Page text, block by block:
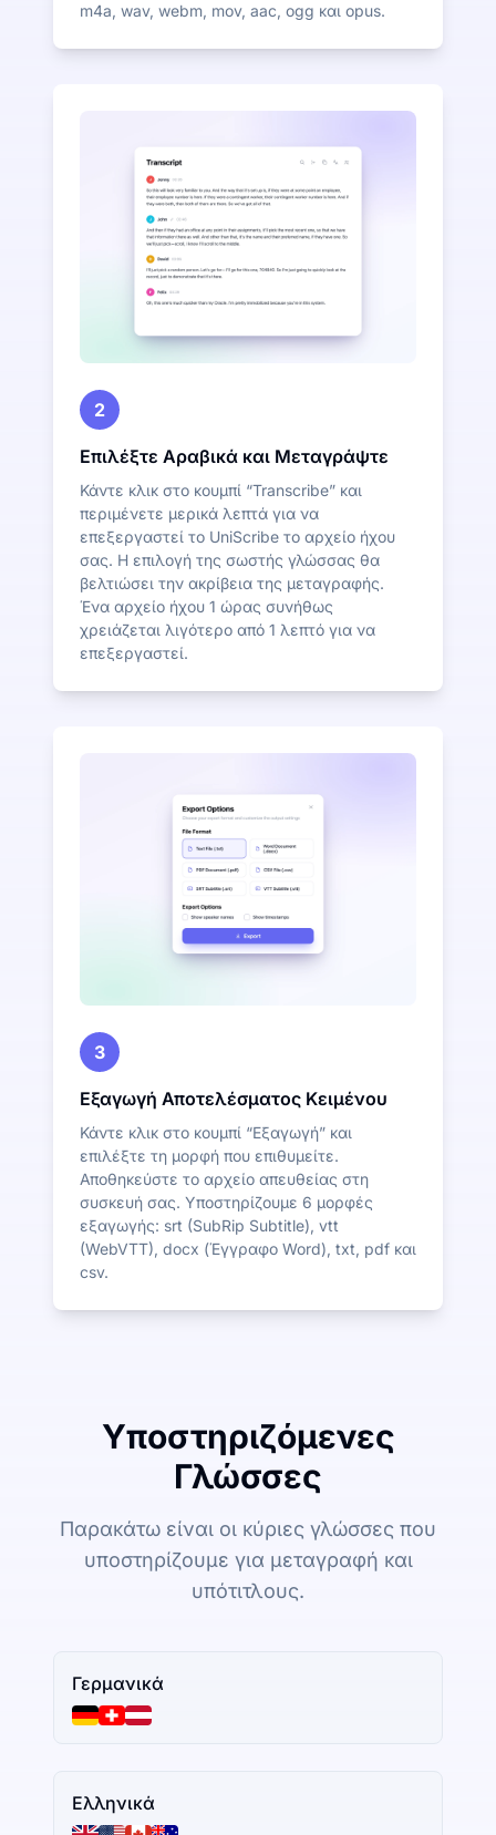
m4a, wav, webm, mov, aac, ogg και opus.
2
Επιλέξτε Αραβικά και Μεταγράψτε
Κάντε κλικ στο κουμπί “Transcribe” και
περιμένετε μερικά λεπτά για να
επεξεργαστεί το UniScribe το αρχείο ήχου
σας. Η επιλογή της σωστής γλώσσας θα
βελτιώσει την ακρίβεια της μεταγραφής.
Ένα αρχείο ήχου 1 ώρας συνήθως
χρειάζεται λιγότερο από 1 λεπτό για να
επεξεργαστεί.
3
Εξαγωγή Αποτελέσματος Κειμένου
Κάντε κλικ στο κουμπί “Εξαγωγή” και
επιλέξτε τη μορφή που επιθυμείτε.
Αποθηκεύστε το αρχείο απευθείας στη
συσκευή σας. Υποστηρίζουμε 6 μορφές
εξαγωγής: srt (SubRip Subtitle), vtt
(WebVTT), docx (Έγγραφο Word), txt, pdf και
csv.
Υποστηριζόμενες
Γλώσσες
Παρακάτω είναι οι κύριες γλώσσες που
υποστηρίζουμε για μεταγραφή και
υπότιτλους.
Γερμανικά
Ελληνικά